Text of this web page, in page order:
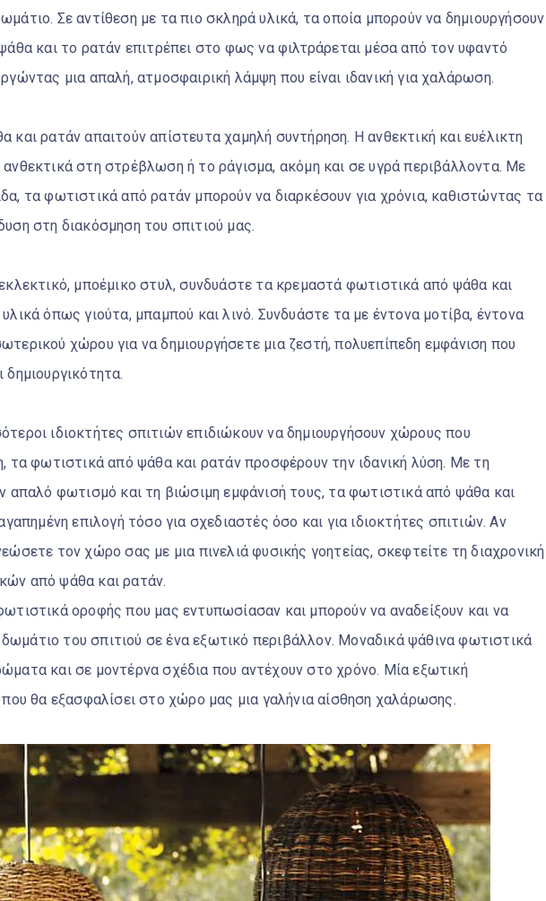
Σε αντίθεση με τα πιο σκληρά υλικά, τα οποία μπορούν να δημιουργήσουν
και το ρατάν επιτρέπει στο φως να φιλτράρεται μέσα από τον υφαντό
μια απαλή, ατμοσφαιρική λάμψη που είναι ιδανική για χαλάρωση.
και ρατάν απαιτούν απίστευτα χαμηλή συντήρηση. Η ανθεκτική και ευέλικτη
στη στρέβλωση ή το ράγισμα, ακόμη και σε υγρά περιβάλλοντα. Με
τα φωτιστικά από ρατάν μπορούν να διαρκέσουν για χρόνια, καθιστώντας τα
στη διακόσμηση του σπιτιού μας.
μποέμικο στυλ, συνδυάστε τα κρεμαστά φωτιστικά από ψάθα και
όπως γιούτα, μπαμπού και λινό. Συνδυάστε τα με έντονα μοτίβα, έντονα
χώρου για να δημιουργήσετε μια ζεστή, πολυεπίπεδη εμφάνιση που
ιδιοκτήτες σπιτιών επιδιώκουν να δημιουργήσουν χώρους που
τα φωτιστικά από ψάθα και ρατάν προσφέρουν την ιδανική λύση. Με τη
απαλό φωτισμό και τη βιώσιμη εμφάνισή τους, τα φωτιστικά από ψάθα και
επιλογή τόσο για σχεδιαστές όσο και για ιδιοκτήτες σπιτιών. Αν
τον χώρο σας με μια πινελιά φυσικής γοητείας, σκεφτείτε τη διαχρονική
από ψάθα και ρατάν.
οροφής που μας εντυπωσίασαν και μπορούν να αναδείξουν και να
του σπιτιού σε ένα εξωτικό περιβάλλον. Μοναδικά ψάθινα φωτιστικά
και σε μοντέρνα σχέδια που αντέχουν στο χρόνο. Μία εξωτική
που θα εξασφαλίσει στο χώρο μας μια γαλήνια αίσθηση χαλάρωσης.